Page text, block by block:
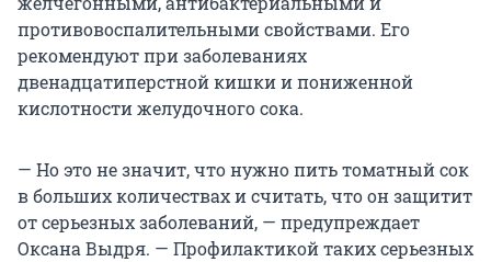
противовоспалительными свойствами. Его
рекомендуют при заболеваниях
двенадцатиперстной кишки и пониженной
кислотности желудочного сока.
— Но это не значит, что нужно пить томатный сок
в больших количествах и считать, что он защитит
от серьезных заболеваний, — предупреждает
Оксана Выдря. — Профилактикой таких серьезных